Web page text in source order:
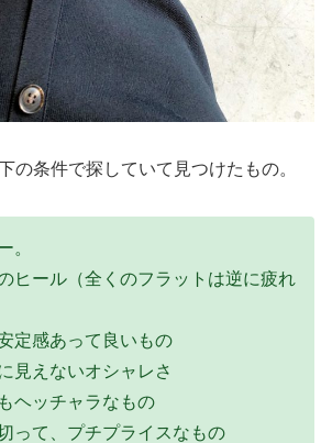
の条件で探していて見つけたもの。
。
ヒール（全くのフラットは逆に疲れ
定感あって良いもの
見えないオシャレさ
ヘッチャラなもの
って、プチプライスなもの